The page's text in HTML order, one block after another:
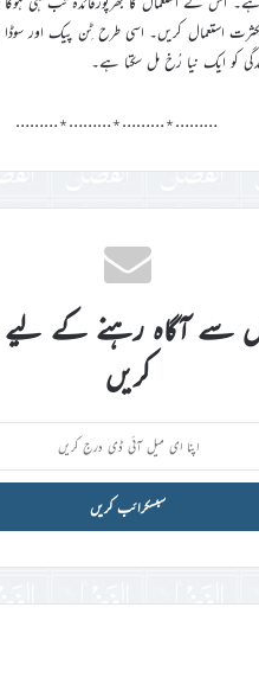
بکثرت استعمال کریں۔ اسی طرح ٹِن پیک اور
کو ایک نیا رُخ مل سکتا ہے۔
………٭………٭………٭………
سے آگاہ رہنے کے لیے
کریں